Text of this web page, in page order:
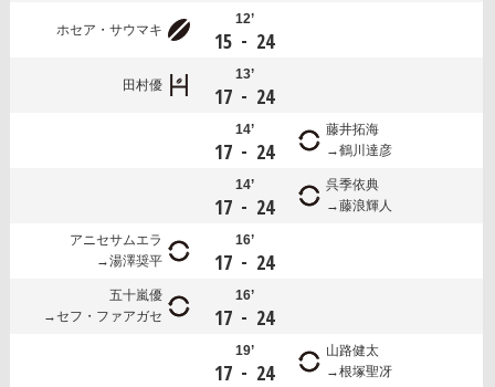
ホセア・サウマキ
12’
15 - 24
田村優
13’
17 - 24
14’
17 - 24
藤井拓海
鶴川達彦
14’
17 - 24
呉季依典
藤浪輝人
アニセサムエラ
湯澤奨平
16’
17 - 24
五十嵐優
セフ・ファアガセ
16’
17 - 24
19’
17 - 24
山路健太
根塚聖冴